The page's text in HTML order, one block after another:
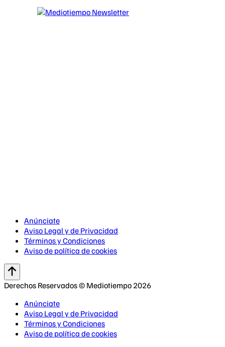
Anúnciate
Aviso Legal y de Privacidad
Términos y Condiciones
Aviso de política de cookies
Derechos Reservados © Mediotiempo 2026
Anúnciate
Aviso Legal y de Privacidad
Términos y Condiciones
Aviso de política de cookies